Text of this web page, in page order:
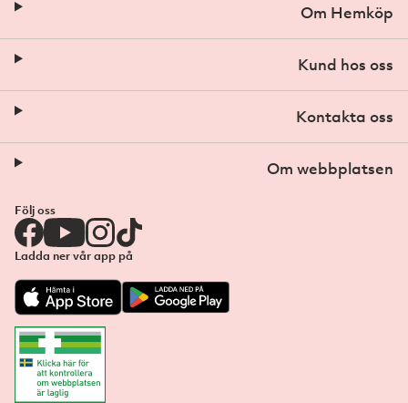
Om Hemköp
Kund hos oss
Kontakta oss
Om webbplatsen
Följ oss
Ladda ner vår app på